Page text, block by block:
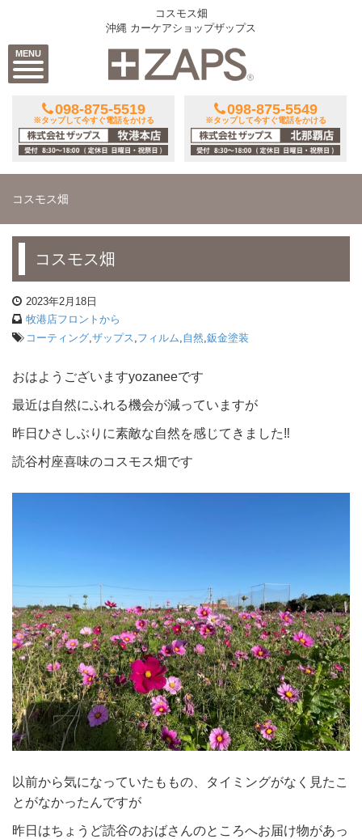
MENU
コスモス畑
沖縄 カーケアショップザップス
098-875-5519
※タップして今すぐ電話をかける
098-875-5549
※タップして今すぐ電話をかける
コスモス畑
コスモス畑
2023年2月18日
牧港店フロントから
コーティング ザップス フィルム 自然 鈑金塗装
おはようございますyozaneeです
最近は自然にふれる機会が減っていますが
昨日ひさしぶりに素敵な自然を感じてきました‼
読谷村座喜味のコスモス畑です
以前から気になっていたももの、タイミングがなく見たこ
とがなかったんですが
昨日はちょうど読谷のおばさんのところへお届け物があっ